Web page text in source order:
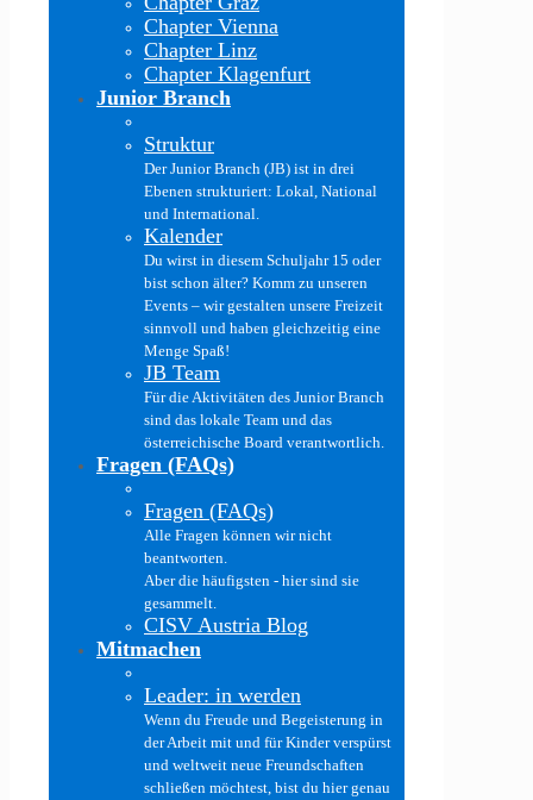
Chapter Vienna
Chapter Linz
Chapter Klagenfurt
Junior Branch
Struktur
Der Junior Branch (JB) ist in drei
Ebenen strukturiert: Lokal, National
und International.
Kalender
Du wirst in diesem Schuljahr 15 oder
bist schon älter? Komm zu unseren
Events – wir gestalten unsere Freizeit
sinnvoll und haben gleichzeitig eine
Menge Spaß!
JB Team
Für die Aktivitäten des Junior Branch
sind das lokale Team und das
österreichische Board verantwortlich.
Fragen (FAQs)
Fragen (FAQs)
Alle Fragen können wir nicht
beantworten.
Aber die häufigsten - hier sind sie
gesammelt.
CISV Austria Blog
Mitmachen
Leader: in werden
Wenn du Freude und Begeisterung in
der Arbeit mit und für Kinder verspürst
und weltweit neue Freundschaften
schließen möchtest, bist du hier genau